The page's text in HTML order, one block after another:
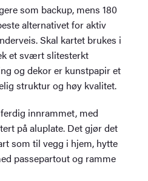
som backup, mens 180
alternativet for aktiv
Skal kartet brukes i
et svært slitesterkt
og dekor er kunstpapir et
struktur og høy kvalitet.
innrammet, med
på aluplate. Det gjør det
som til vegg i hjem, hytte
passepartout og ramme